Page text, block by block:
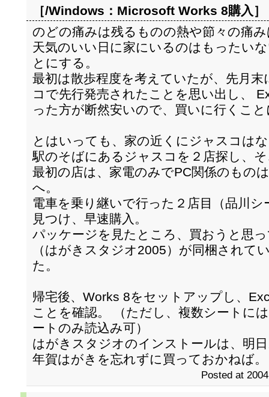
［/Windows： Microsoft Works 8購入 ］
のどの痛みは残るものの熱や節々の痛
天気のいい日に家にいるのはもったい
とにする。
最初は散歩程度を考えていたが、先月
コで先行発売されたことを思い出し、
った方が断然安いので、買いに行くこ
とはいっても、家の近くにジャスコは
駅のそばにあるジャスコを２店探し、
最初の店は、家電のみでPC関係のもの
へ。
電車を乗り継いで行った２店目（品川
見つけ、早速購入。
パッケージを見たところ、買おうと思
（はがきスタジオ2005）が同梱されて
た。
帰宅後、Works 8をセットアップし、
ことを確認。 （ただし、複数シートに
ートのみ読込み可）
はがきスタジオのインストールは、明
年賀はがきを忘れずに買っておかねば。
Posted at